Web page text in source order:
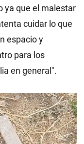
ya que el malestar
cuidar lo que
espacio y
para los
en general".